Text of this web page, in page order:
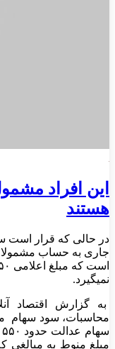
این افراد
هستند
جاری به حساب
نمیگیرد.
به گزارش اقتصاد
مبلغ منوط به